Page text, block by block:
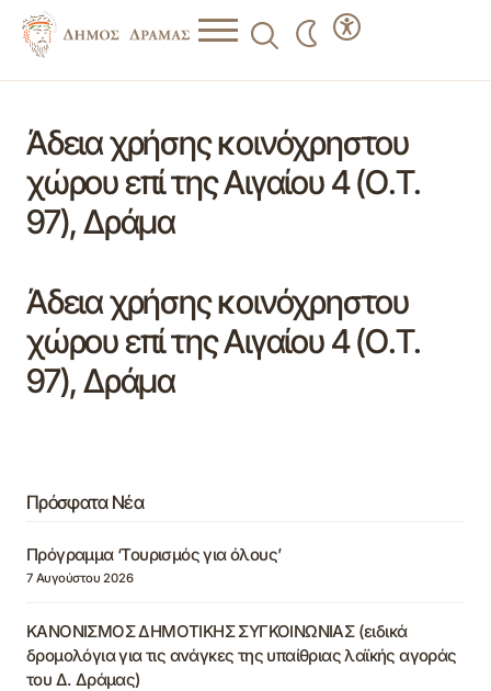
Άδεια χρήσης κοινόχρηστου
χώρου επί της Αιγαίου 4 (Ο.Τ.
97), Δράμα
Άδεια χρήσης κοινόχρηστου
χώρου επί της Αιγαίου 4 (Ο.Τ.
97), Δράμα
Πρόσφατα Νέα
Πρόγραμμα ‘Τουρισμός για όλους’
7 Αυγούστου 2026
ΚΑΝΟΝΙΣΜΟΣ ΔΗΜΟΤΙΚΗΣ ΣΥΓΚΟΙΝΩΝΙΑΣ (ειδικά
δρομολόγια για τις ανάγκες της υπαίθριας λαϊκής αγοράς
του Δ. Δράμας)